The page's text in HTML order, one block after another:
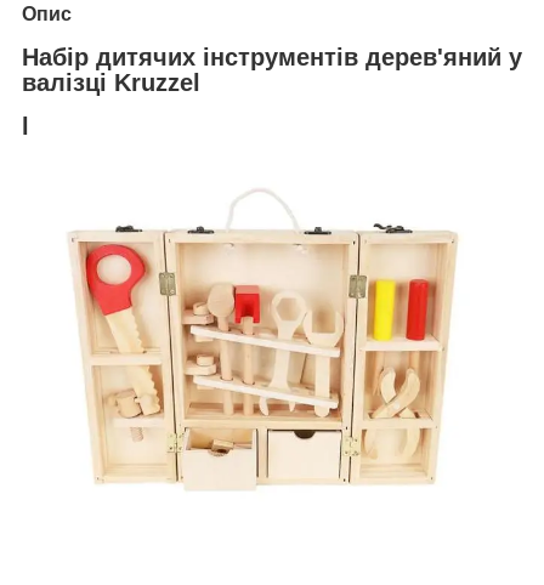
Опис
Набір дитячих інструментів дерев'яний у
валізці Kruzzel